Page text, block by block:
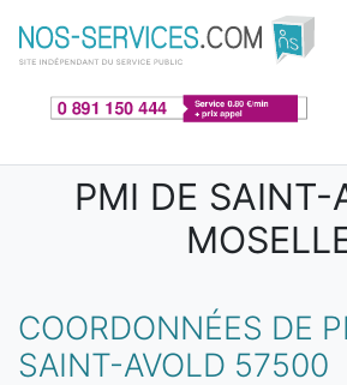
Aller au contenu principal
PMI DE SAINT-
COORDONNÉES DE
SAINT-AVOLD 57500